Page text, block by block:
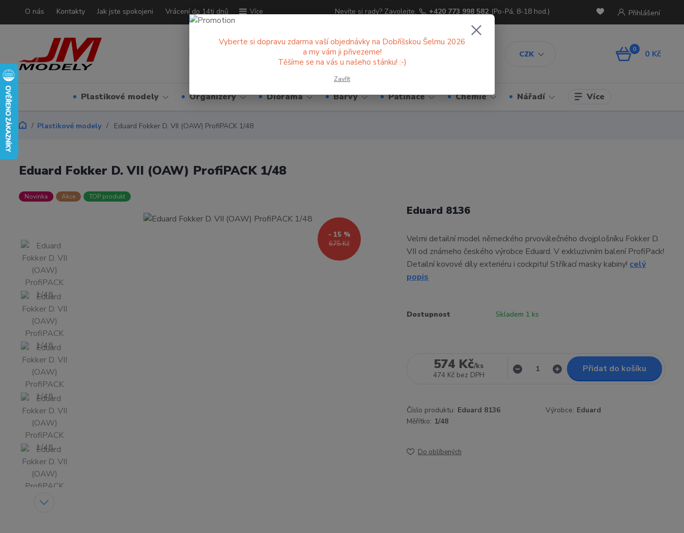
O nás Kontakty Jak jste spokojeni Vrácení do 14ti dnů Více
CZK
Přihlášení
Nevíte si rady? Zavolejte. +420 773 998 582 (Po-Pá, 8-18 hod.)
0 0 Kč
Plastikové modely Organizéry Diorama Barvy Patinace Chemie Nářadí Více
Plastikové modely Eduard Fokker D. VII (OAW) ProfiPACK 1/48
Eduard Fokker D. VII (OAW) ProfiPACK 1/48
Novinka Akce TOP produkt
675 Kč
- 15 %
Eduard 8136
Velmi detailní model německého prvoválečného dvojplošníku Fokker D.
VII od známeho českého výrobce Eduard. V exkluzivním balení ProfiPack!
Detailní kovové díly exteriéru i cockpitu! Stříkací masky kabiny! celý
popis
Dostupnost Skladem 1 ks
574 Kč/ks
474 Kč bez DPH
Přidat do košíku
Číslo produktu: Eduard 8136 Výrobce: Eduard
Měřítko: 1/48
Do oblíbených
Vyberte si dopravu zdarma vaší objednávky na Dobříšskou Šelmu 2026
a my vám ji přivezeme!
Těšíme se na vás u našeho stánku! :-)
Zavřít